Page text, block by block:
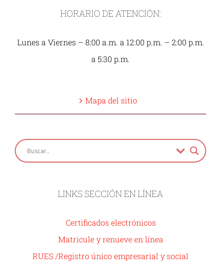
HORARIO DE ATENCIÓN:
Lunes a Viernes – 8:00 a.m. a 12:00 p.m. – 2:00 p.m.
a 5:30 p.m.
Mapa del sitio
LINKS SECCIÓN EN LÍNEA
Certificados electrónicos
Matricule y renueve en línea
RUES /Registro único empresarial y social